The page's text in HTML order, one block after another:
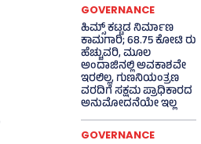
GOVERNANCE
ಹಿಮ್ಸ್‌ ಕಟ್ಟಡ ನಿರ್ಮಾಣ
ಕಾಮಗಾರಿ; 68.75 ಕೋಟಿ ರು
ಹೆಚ್ಚುವರಿ, ಮೂಲ
ಅಂದಾಜಿನಲ್ಲಿ ಅವಕಾಶವೇ
ಇರಲಿಲ್ಲ, ಗುಣನಿಯಂತ್ರಣ
ವರದಿಗೆ ಸಕ್ಷಮ ಪ್ರಾಧಿಕಾರದ
ಅನುಮೋದನೆಯೇ ಇಲ್ಲ
GOVERNANCE